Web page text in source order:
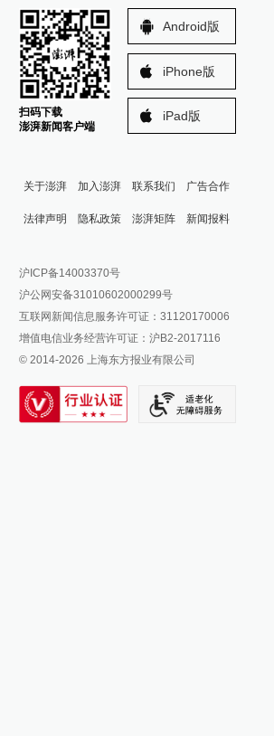
扫码下载
澎湃新闻客户端
Android版
iPhone版
iPad版
关于澎湃 加入澎湃 联系我们 广告合作
法律声明 隐私政策 澎湃矩阵
澎湃新闻公众号
澎湃新闻抖音号
派生万物开放平台
IP SHANGHAI
SIXTH TONE
新闻报料
报料邮箱: news@thepaper.cn
沪ICP备14003370号
沪公网安备31010602000299号
互联网新闻信息服务许可证：31120170006
增值电信业务经营许可证：沪B2-2017116
© 2014-2026 上海东方报业有限公司